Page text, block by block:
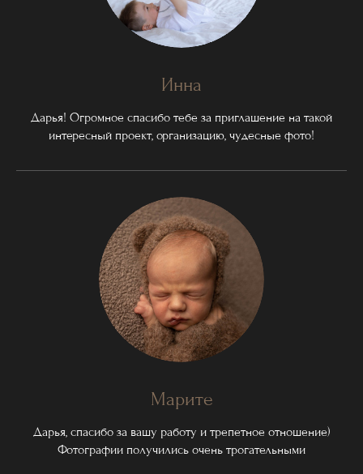
Инна
Дарья! Огромное спасибо тебе за приглашение на такой
интересный проект, организацию, чудесные фото!
Марите
Дарья, спасибо за вашу работу и трепетное отношение)
Фотографии получились очень трогательными